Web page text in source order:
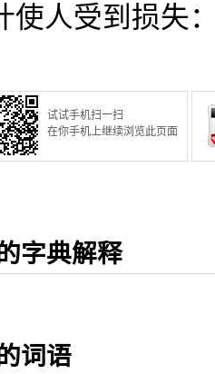
人受到损失
试试手机扫一扫
在你手机上继续浏览此页面
字典解释
词语